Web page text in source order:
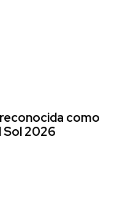
como
Sol 2026